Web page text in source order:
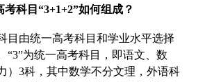
考科目“3+1+2”如何组成？
目由统一高考科目和学业水平选择
“3”为统一高考科目，即语文、数
）3科，其中数学不分文理，外语科